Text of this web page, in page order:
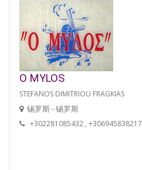
O MYLOS
STEFANOS DIMITRIOU FRAGKIAS
锡罗斯 - 锡罗斯
+302281085432 , +306945838217